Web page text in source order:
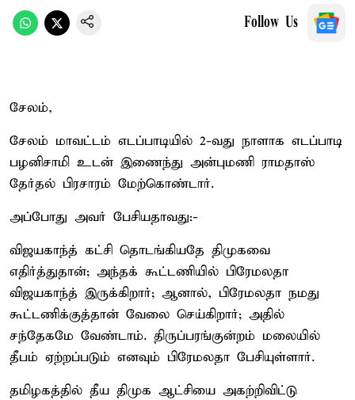
Follow Us
சேலம்,
சேலம் மாவட்டம் எடப்பாடியில் 2-வது நாளாக எடப்பாடி
பழனிசாமி உடன் இணைந்து அன்புமணி ராமதாஸ்
தேர்தல் பிரசாரம் மேற்கொண்டார்.
அப்போது அவர் பேசியதாவது:-
விஜயகாந்த் கட்சி தொடங்கியதே திமுகவை
எதிர்த்துதான்; அந்தக் கூட்டணியில் பிரேமலதா
விஜயகாந்த் இருக்கிறார்; ஆனால், பிரேமலதா நமது
கூட்டணிக்குத்தான் வேலை செய்கிறார்; அதில்
சந்தேகமே வேண்டாம். திருப்பரங்குன்றம் மலையில்
தீபம் ஏற்றப்படும் எனவும் பிரேமலதா பேசியுள்ளார்.
தமிழகத்தில் தீய திமுக ஆட்சியை அகற்றிவிட்டு